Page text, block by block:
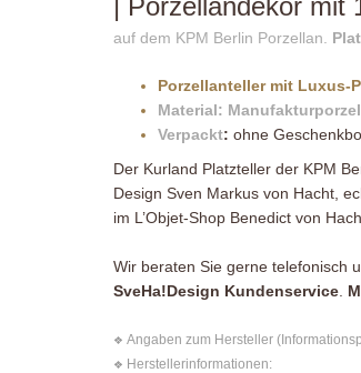
| Porzellandekor mit
auf dem KPM Berlin Porzellan.
Porzellanteller mit Luxus-
Material:
Verpackt: ohne
Der Kurland Platzteller der KPM
Design Sven Markus von Hacht,
im L’Objet-Shop Benedict von
Wir beraten Sie gerne telefonisch
SveHa!Design Kundenservice
❖ Angaben zum Hersteller
❖ Herstellerinformationen: